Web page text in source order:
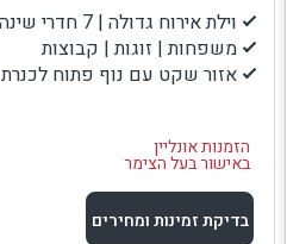
וילת אירוח גדולה | 7 חדרי שינה בסגנון סוויטות
משפחות | זוגות | קבוצות
אזור שקט עם נוף פתוח לכנרת
הזמנות אונליין
באישור בעל הצימר
בדיקת זמינות ומחירים